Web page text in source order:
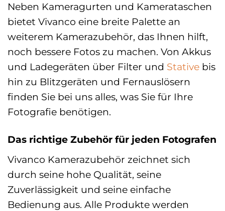
Neben Kameragurten und Kamerataschen
bietet Vivanco eine breite Palette an
weiterem Kamerazubehör, das Ihnen hilft,
noch bessere Fotos zu machen. Von Akkus
und Ladegeräten über Filter und Stative bis
hin zu Blitzgeräten und Fernauslösern
finden Sie bei uns alles, was Sie für Ihre
Fotografie benötigen.
Das richtige Zubehör für jeden Fotografen
Vivanco Kamerazubehör zeichnet sich
durch seine hohe Qualität, seine
Zuverlässigkeit und seine einfache
Bedienung aus. Alle Produkte werden